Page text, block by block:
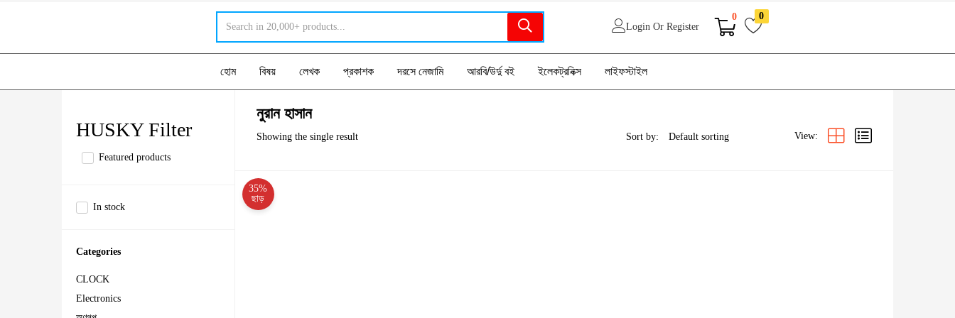
Login Or Register
0 0
হোম বিষয় লেখক প্রকাশক দরসে নেজামি আরবি/উর্দু বই ইলেকট্রনিক্স লাইফস্টাইল
HUSKY Filter
Featured products
In stock
Categories
CLOCK
Electronics
নুরান হাসান
Showing the single result Sort by: View:
35%
ছাড়